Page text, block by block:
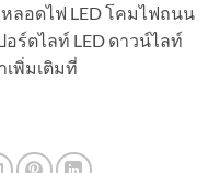
ลอดไฟ LED โคมไฟถนน
อร์ตไลท์ LED ดาวน์ไลท์
พิ่มเติมที่